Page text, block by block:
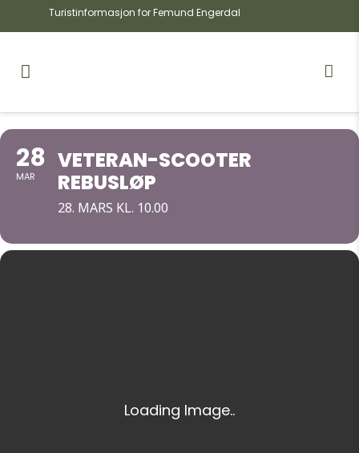
Turistinformasjon for Femund Engerdal
28
MAR
VETERAN-SCOOTER
REBUSLØP
28. MARS KL. 10.00